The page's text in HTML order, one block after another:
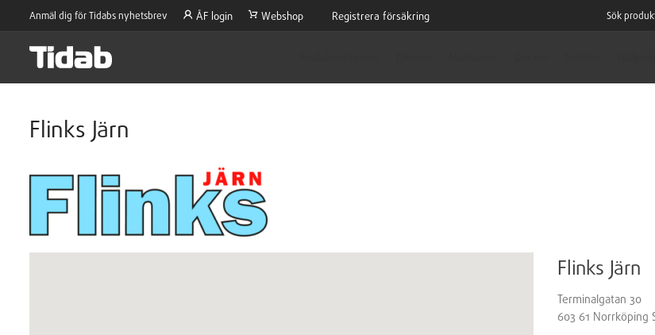
Anmäl dig för Tidabs nyhetsbrev ÅF login Webshop Registrera försäkring
Flinks Järn
Flinks Järn
Terminalgatan 30
603 61 Norrköping